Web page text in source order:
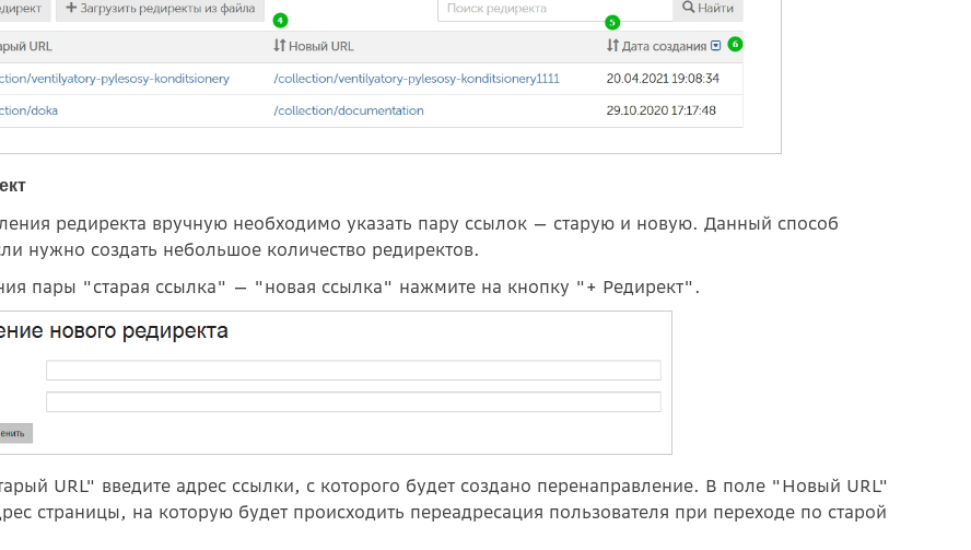
редиректа вручную необходимо указать пару ссылок — старую и новую. Данный способ
нужно создать небольшое количество редиректов.
пары "старая ссылка" — "новая ссылка" нажмите на кнопку "+ Редирект".
URL" введите адрес ссылки, с которого будет создано перенаправление. В поле "Новый URL"
страницы, на которую будет происходить переадресация пользователя при переходе по старой